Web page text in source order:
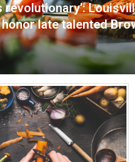
revolutionary’:
late talented